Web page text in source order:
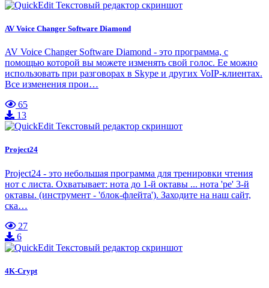
AV Voice Changer Software Diamond
AV Voice Changer Software Diamond - это программа, с
помощью которой вы можете изменять свой голос. Ее можно
использовать при разговорах в Skype и других VoIP-клиентах.
Все изменения прои…
65
13
Project24
Project24 - это небольшая программа для тренировки чтения
нот с листа. Охватывает: нота до 1-й октавы ... нота 'ре' 3-й
октавы. (инструмент - 'блок-флейта'). Заходите на наш сайт,
ска…
27
6
4K-Crypt